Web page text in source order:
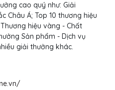
cao quý như: Giải
Châu Á; Top 10 thương hiệu
hiệu vàng - Chất
Sản phẩm - Dịch vụ
giải thưởng khác.